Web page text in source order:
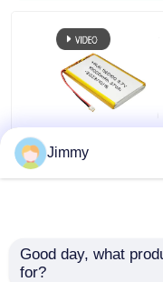
System
ODM 3.7v 10000mah
LiPo Bateria 4.2V
Jimmy
Good day, what
for?